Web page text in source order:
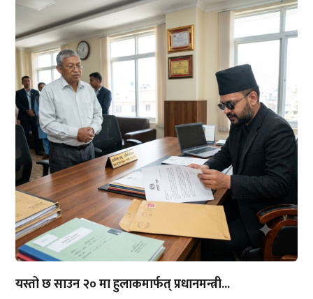
यस्तो छ साउन २० मा हुलाकमार्फत् प्रधानमन्त्री...